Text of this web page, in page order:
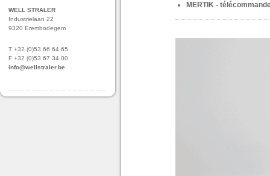
WELL STRALER
Industrielaan 22
9320 Erembodegem
T +32 (0)53 66 64 65
F +32 (0)53 67 34 00
info@wellstraler.be
MERTIK -